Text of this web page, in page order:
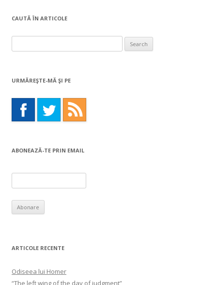
CAUTĂ ÎN ARTICOLE
for:
URMĂREŞTE-MĂ ŞI PE
ABONEAZĂ-TE PRIN EMAIL
ARTICOLE RECENTE
Odiseea lui Homer
“The left wing of the day of judgment”